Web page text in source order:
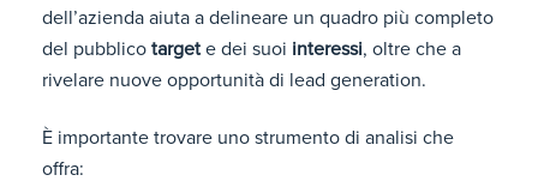
dell’azienda aiuta a delineare un quadro più completo
del pubblico targete dei suoi interessi, oltre che a
rivelare nuove opportunità di lead generation.
È importante trovare uno strumento di analisi che
offra: